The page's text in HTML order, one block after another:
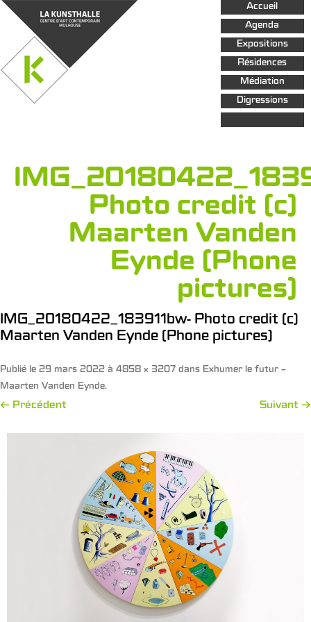
Aller au
contenu
principal
Accueil
Agenda
Expositions
Résidences
Médiation
Digressions
Photo credit (c)
Maarten Vanden
Eynde (Phone
pictures)
IMG_20180422_183911bw- Photo credit (c)
Maarten Vanden Eynde (Phone pictures)
Publié le 29 mars 2022 à 4858 × 3207 dans Exhumer le futur –
Maarten Vanden Eynde.
← Précédent Suivant →